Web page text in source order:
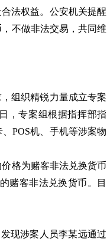
法权益。公安机关提醒
不做非法交易，共同维
组织精锐力量成立专案
，专案组根据指挥部指
POS机、手机等涉案物
格为赌客非法兑换货币
赌客非法兑换货币。目
现涉案人员李某远通过